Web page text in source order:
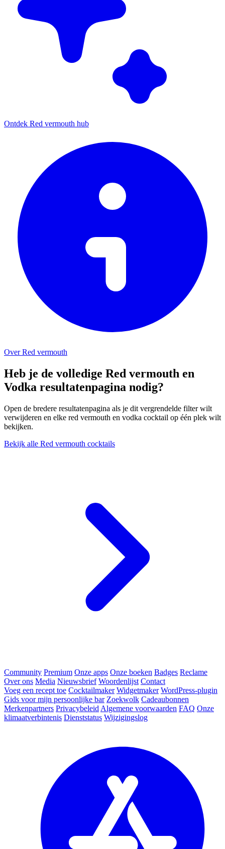
Ontdek Red vermouth hub
Over Red vermouth
Heb je de volledige Red vermouth en
Vodka resultatenpagina nodig?
Open de bredere resultatenpagina als je dit vergrendelde filter wilt
verwijderen en elke red vermouth en vodka cocktail op één plek wilt
bekijken.
Bekijk alle Red vermouth cocktails
Community Premium Onze apps Onze boeken Badges Reclame
Over ons Media Nieuwsbrief Woordenlijst Contact
Voeg een recept toe Cocktailmaker Widgetmaker WordPress-plugin
Gids voor mijn persoonlijke bar Zoekwolk Cadeaubonnen
Merkenpartners Privacybeleid Algemene voorwaarden FAQ Onze
klimaatverbintenis Dienststatus Wijzigingslog